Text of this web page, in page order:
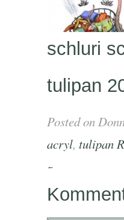
schluri
tulipan
Posted on
acryl, tulipan
←